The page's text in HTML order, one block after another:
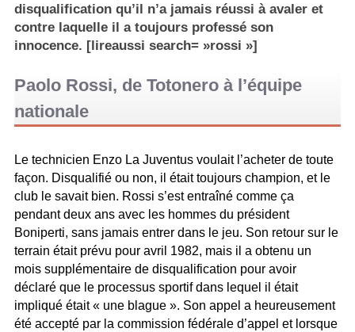
disqualification qu’il n’a jamais réussi à avaler et
contre laquelle il a toujours professé son
innocence. [lireaussi search= »rossi »]
Paolo Rossi, de Totonero à l’équipe
nationale
Le technicien Enzo La Juventus voulait l’acheter de toute
façon. Disqualifié ou non, il était toujours champion, et le
club le savait bien. Rossi s’est entraîné comme ça
pendant deux ans avec les hommes du président
Boniperti, sans jamais entrer dans le jeu. Son retour sur le
terrain était prévu pour avril 1982, mais il a obtenu un
mois supplémentaire de disqualification pour avoir
déclaré que le processus sportif dans lequel il était
impliqué était « une blague ». Son appel a heureusement
été accepté par la commission fédérale d’appel et lorsque